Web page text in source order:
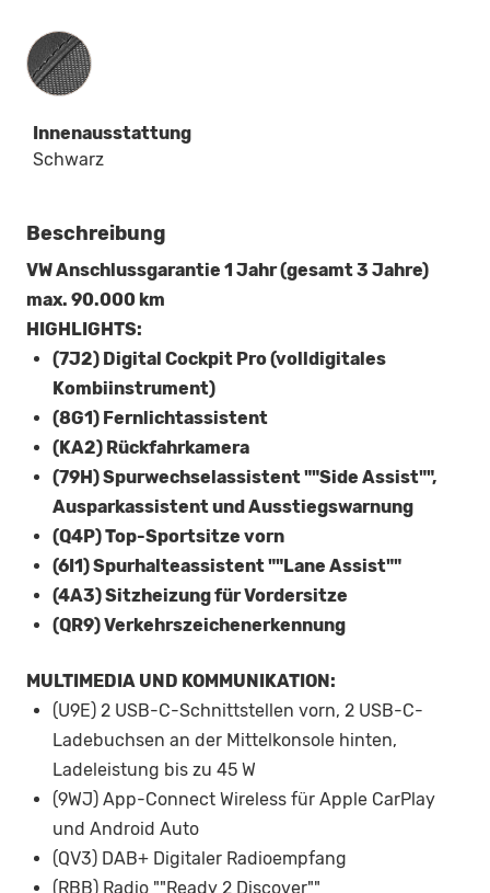
Innenausstattung
Innenausstattung
Schwarz
Beschreibung
VW Anschlussgarantie 1 Jahr (gesamt 3 Jahre)
max. 90.000 km
HIGHLIGHTS:
(7J2) Digital Cockpit Pro (volldigitales
Kombiinstrument)
(8G1) Fernlichtassistent
(KA2) Rückfahrkamera
(79H) Spurwechselassistent ""Side Assist"",
Ausparkassistent und Ausstiegswarnung
(Q4P) Top-Sportsitze vorn
(6I1) Spurhalteassistent ""Lane Assist""
(4A3) Sitzheizung für Vordersitze
(QR9) Verkehrszeichenerkennung
MULTIMEDIA UND KOMMUNIKATION:
(U9E) 2 USB-C-Schnittstellen vorn, 2 USB-C-
Ladebuchsen an der Mittelkonsole hinten,
Ladeleistung bis zu 45 W
(9WJ) App-Connect Wireless für Apple CarPlay
und Android Auto
(QV3) DAB+ Digitaler Radioempfang
(RBB) Radio ""Ready 2 Discover""